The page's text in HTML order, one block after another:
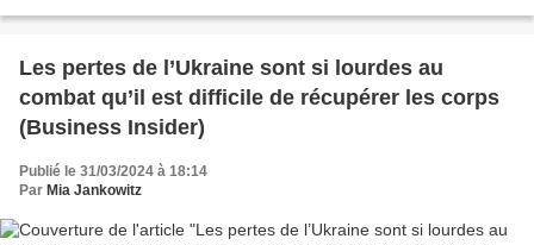
Les pertes de l’Ukraine sont si lourdes au
combat qu’il est difficile de récupérer les corps
(Business Insider)
Publié le 31/03/2024 à 18:14
Par Mia Jankowitz